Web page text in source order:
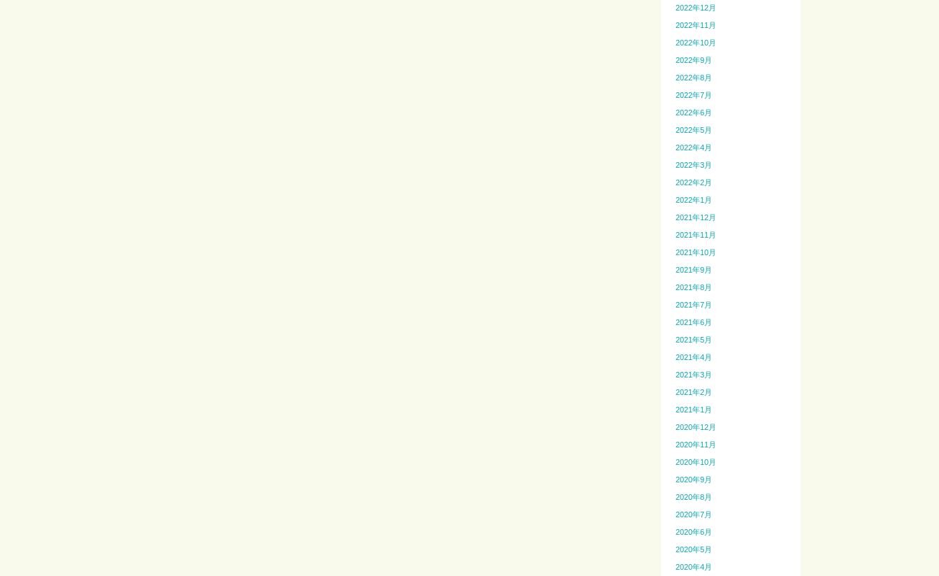
2022年12月
2022年11月
2022年10月
2022年9月
2022年8月
2022年7月
2022年6月
2022年5月
2022年4月
2022年3月
2022年2月
2022年1月
2021年12月
2021年11月
2021年10月
2021年9月
2021年8月
2021年7月
2021年6月
2021年5月
2021年4月
2021年3月
2021年2月
2021年1月
2020年12月
2020年11月
2020年10月
2020年9月
2020年8月
2020年7月
2020年6月
2020年5月
2020年4月